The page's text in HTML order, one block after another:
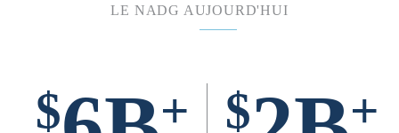
LE NADG AUJOURD'HUI
$ + $ +